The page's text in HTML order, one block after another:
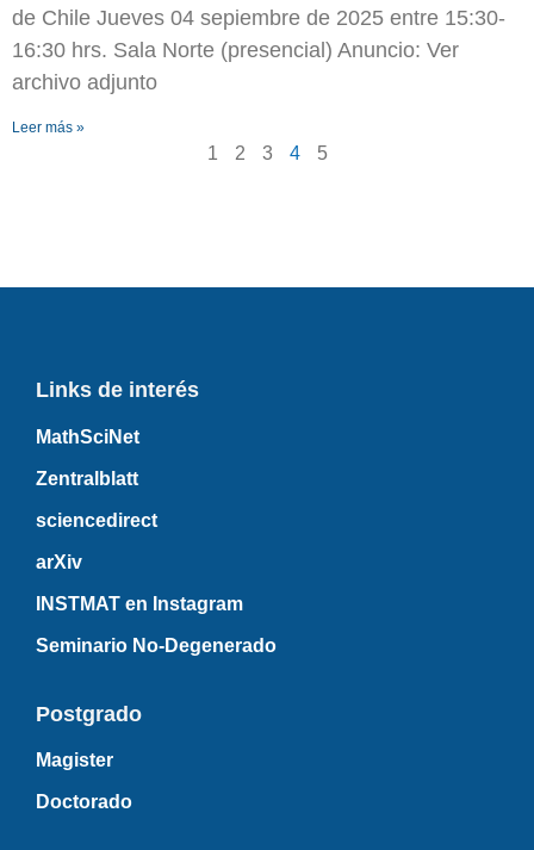
de Chile Jueves 04 sepiembre de 2025 entre 15:30-
16:30 hrs. Sala Norte (presencial) Anuncio: Ver
archivo adjunto
Leer más »
1 2 3 4 5
Links de interés
MathSciNet
Zentralblatt
sciencedirect
arXiv
INSTMAT en Instagram
Seminario No-Degenerado
Postgrado
Magister
Doctorado